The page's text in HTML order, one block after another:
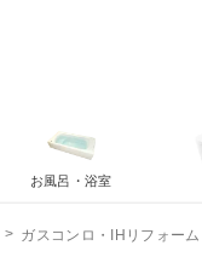
ガスコンロ・IHリフォーム
お風呂・浴室